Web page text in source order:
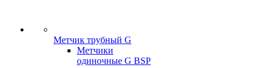
Метчик трубный G
Метчики
одиночные G BSP